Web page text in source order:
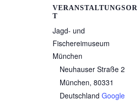
VERANSTALTUNGSOR
T
Jagd- und
Fischereimuseum
München
Neuhauser Straße 2
München, 80331
Deutschland Google